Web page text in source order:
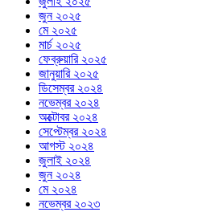
জুন ২০২৫
মে ২০২৫
মার্চ ২০২৫
ফেব্রুয়ারি ২০২৫
জানুয়ারি ২০২৫
ডিসেম্বর ২০২৪
নভেম্বর ২০২৪
অক্টোবর ২০২৪
সেপ্টেম্বর ২০২৪
আগস্ট ২০২৪
জুলাই ২০২৪
জুন ২০২৪
মে ২০২৪
নভেম্বর ২০২৩